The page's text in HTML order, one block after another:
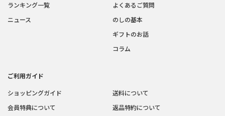
ランキング一覧
ニュース
よくあるご質問
のしの基本
ギフトのお話
コラム
ご利用ガイド
ショッピングガイド
会員特典について
送料について
返品特約について